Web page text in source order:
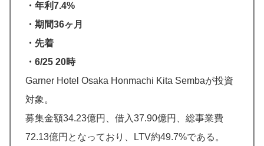
・年利7.4%
・期間36ヶ月
・先着
・6/25 20時
Garner Hotel Osaka Honmachi Kita Sembaが投資
対象。
募集金額34.23億円、借入37.90億円、総事業費
72.13億円となっており、LTV約49.7%である。